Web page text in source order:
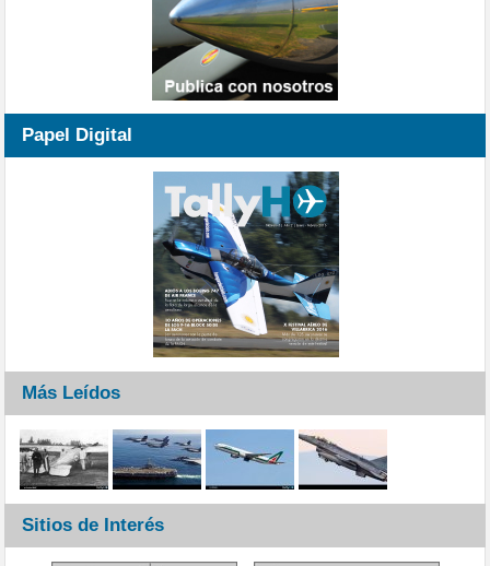
Papel Digital
Más Leídos
Sitios de Interés